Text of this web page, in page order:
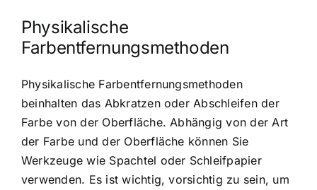
Physikalische
Farbentfernungsmethoden
Physikalische Farbentfernungsmethoden
beinhalten das Abkratzen oder Abschleifen der
Farbe von der Oberfläche. Abhängig von der Art
der Farbe und der Oberfläche können Sie
Werkzeuge wie Spachtel oder Schleifpapier
verwenden. Es ist wichtig, vorsichtig zu sein, um